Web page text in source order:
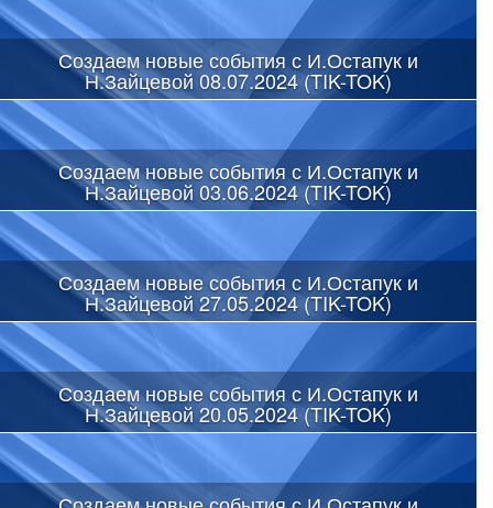
Создаем новые события с И.Остапук и
Н.Зайцевой 08.07.2024 (TIK-TOK)
Создаем новые события с И.Остапук и
Н.Зайцевой 03.06.2024 (TIK-TOK)
Создаем новые события с И.Остапук и
Н.Зайцевой 27.05.2024 (TIK-TOK)
Создаем новые события с И.Остапук и
Н.Зайцевой 20.05.2024 (TIK-TOK)